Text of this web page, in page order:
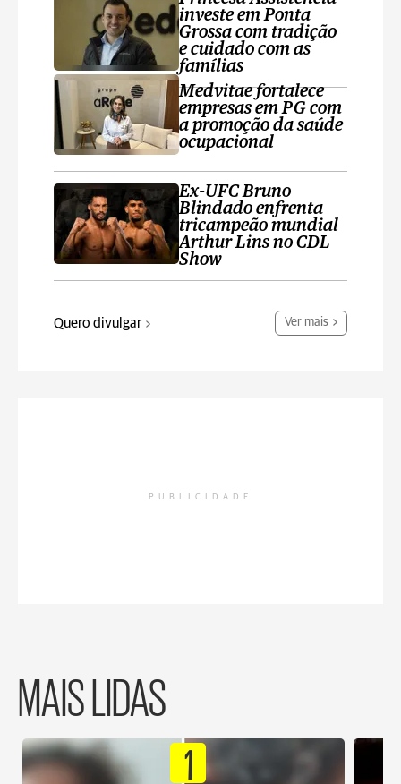
investe em Ponta
Grossa com tradição
e cuidado com as
famílias
Medvitae fortalece
empresas em PG com
a promoção da saúde
ocupacional
Ex-UFC Bruno
Blindado enfrenta
tricampeão mundial
Arthur Lins no CDL
Show
Quero divulgar Ver mais
PUBLICIDADE
MAIS LIDAS
1